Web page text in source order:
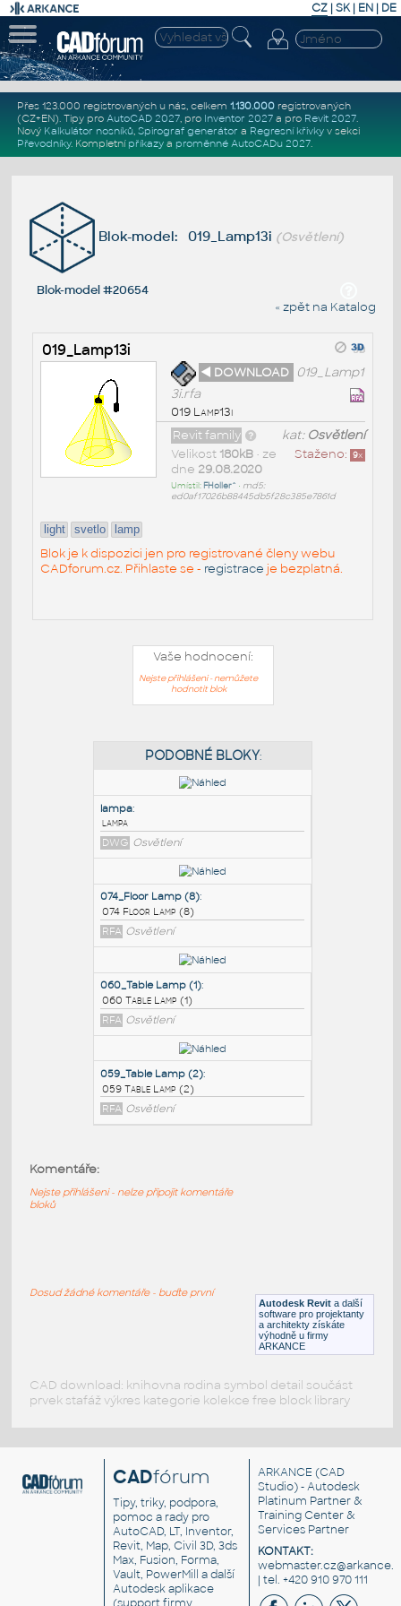
CZ | SK| EN | DE
Přes 123.000 registrovaných u nás, celkem 1.130.000registrovaných
(CZ+EN). Tipy pro AutoCAD 2027, pro Inventor 2027a pro Revit 2027.
Nový Kalkulátor nosníků, Spirograf generátor a Regresní křivkyv sekci
Převodníky. Kompletní příkazya proměnné AutoCADu 2027.
Blok-model: 019_Lamp13i (Osvětlení)
Blok-model #20654
« zpět na Katalog
019_Lamp13i
◄ DOWNLOAD 019_Lamp1
3i.rfa
019 Lamp13i
kat: Osvětlení
Revit family
Staženo: 9x
Velikost 180kB• ze
dne 29.08.2020
Umístil: FHoller^ • md5:
ed0af17026b88445db5f28c385e7861d
light svetlo lamp
Blok je k dispozici jen pro registrované členy webu
CADforum.cz. Přihlaste se - registrace je bezplatná.
Vaše hodnocení:
Nejste přihlášeni - nemůžete
hodnotit blok
PODOBNÉ BLOKY
lampa:
DWG Osvětlení
074_Floor Lamp (8)
074 Floor Lamp (8)
RFA Osvětlení
RFA Osvětlení
Autodesk Revit a další
software pro projektanty
a architekty získáte
výhodně u firmy
ARKANCE
Komentáře:
Nejste přihlášeni - nelze připojit komentáře
bloků
Dosud žádné komentáře - buďte první
CAD download: knihovna rodina symbol detail součást
prvek stafáž výkres kategorie kolekce free block library
CADfórum
Tipy, triky, podpora,
pomoc a rady pro
AutoCAD, LT, Inventor,
Revit, Map, Civil 3D, 3ds
Max, Fusion, Forma,
Vault, PowerMill a další
Autodesk aplikace
ARKANCE (CAD
Studio) - Autodesk
Platinum Partner &
Training Center &
Services Partner
KONTAKT:
| tel. +420 910 970 111